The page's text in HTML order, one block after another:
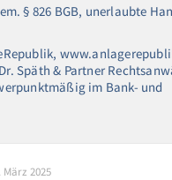
§ 826 BGB, unerlaubte
Späth & Partner
im Bank- und
März 2025